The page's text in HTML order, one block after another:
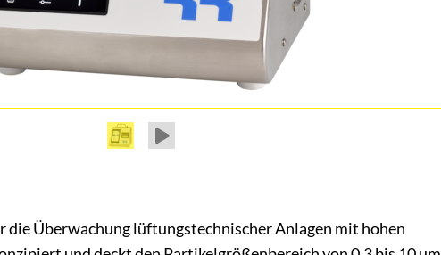
die Überwachung lüftungstechnischer Anlagen mit hohen